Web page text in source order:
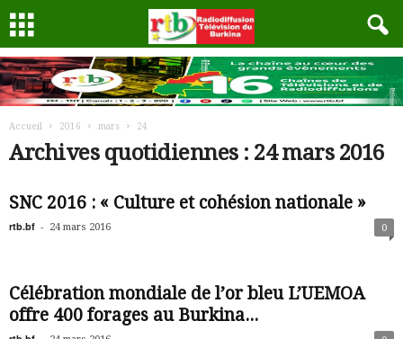
Accueil 2016 mars 24
Archives quotidiennes : 24 mars 2016
SNC 2016 : « Culture et cohésion nationale »
rtb.bf - 24 mars 2016 0
Célébration mondiale de l’or bleu L’UEMOA
offre 400 forages au Burkina...